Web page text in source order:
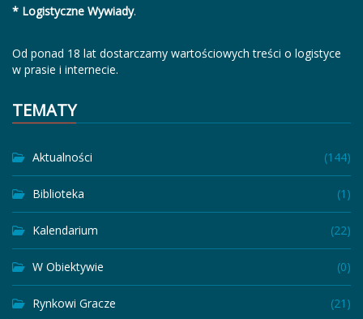
* Logistyczne Wywiady.
Od ponad 18 lat dostarczamy wartościowych treści o logistyce
w prasie i internecie.
TEMATY
Aktualności (144)
Biblioteka (1)
Kalendarium (22)
W Obiektywie (0)
Rynkowi Gracze (21)